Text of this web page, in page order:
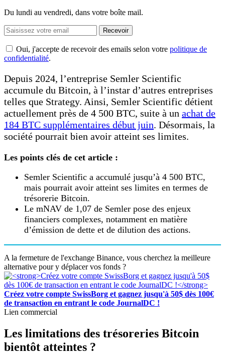
Du lundi au vendredi, dans votre boîte mail.
Recevoir
Oui, j'accepte de recevoir des emails selon votre politique de
confidentialité.
Depuis 2024, l’entreprise Semler Scientific
accumule du Bitcoin, à l’instar d’autres entreprises
telles que Strategy. Ainsi, Semler Scientific détient
actuellement près de 4 500 BTC, suite à un achat de
184 BTC supplémentaires début juin. Désormais, la
société pourrait bien avoir atteint ses limites.
Les points clés de cet article :
Semler Scientific a accumulé jusqu’à 4 500 BTC,
mais pourrait avoir atteint ses limites en termes de
trésorerie Bitcoin.
Le mNAV de 1,07 de Semler pose des enjeux
financiers complexes, notamment en matière
d’émission de dette et de dilution des actions.
A la fermeture de l'exchange Binance, vous cherchez la meilleure
alternative pour y déplacer vos fonds ?
Créez votre compte SwissBorg et gagnez jusqu'à 50$ dès 100€
de transaction en entrant le code JournalDC !
Lien commercial
Les limitations des trésoreries Bitcoin
bientôt atteintes ?